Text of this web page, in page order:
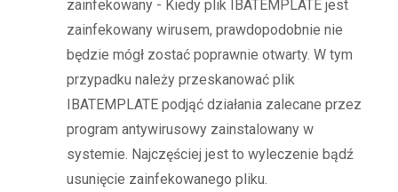
zainfekowany - Kiedy plik IBATEMPLATE jest
zainfekowany wirusem, prawdopodobnie nie
będzie mógł zostać poprawnie otwarty. W tym
przypadku należy przeskanować plik
IBATEMPLATE podjąć działania zalecane przez
program antywirusowy zainstalowany w
systemie. Najczęściej jest to wyleczenie bądź
usunięcie zainfekowanego pliku.